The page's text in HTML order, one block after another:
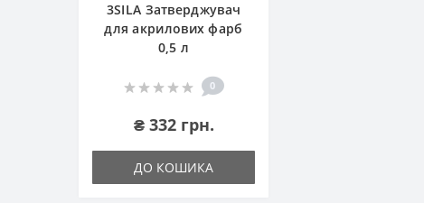
3SILA Затверджувач
для акрилових фарб
0,5 л
0
₴ 332 грн.
ДО КОШИКА